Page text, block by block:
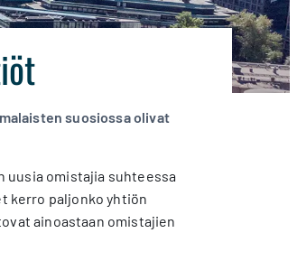
suosiossa olivat
uusia omistajia suhteessa
kerro paljonko yhtiön
ainoastaan omistajien